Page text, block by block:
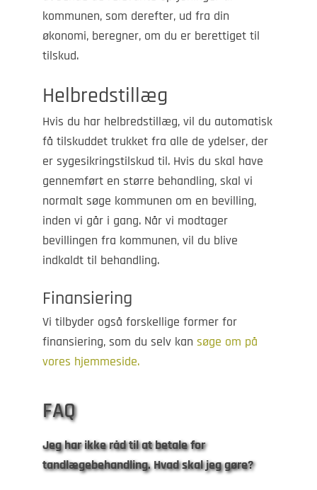
kommunen, som derefter, ud fra din
økonomi, beregner, om du er berettiget til
tilskud.
Helbredstillæg
Hvis du har helbredstillæg, vil du automatisk
få tilskuddet trukket fra alle de ydelser, der
er sygesikringstilskud til. Hvis du skal have
gennemført en større behandling, skal vi
normalt søge kommunen om en bevilling,
inden vi går i gang. Når vi modtager
bevillingen fra kommunen, vil du blive
indkaldt til behandling.
Finansiering
Vi tilbyder også forskellige former for
finansiering, som du selv kan søge om på
vores hjemmeside.
FAQ
Jeg har ikke råd til at betale for
tandlægebehandling. Hvad skal jeg gøre?